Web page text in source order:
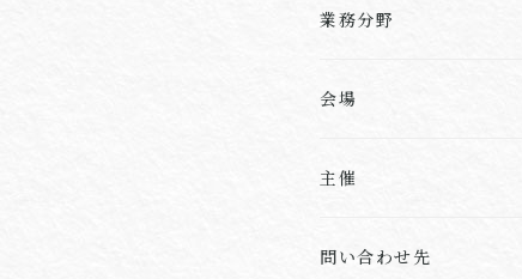
業務分野
会場
主催
問い合わせ先